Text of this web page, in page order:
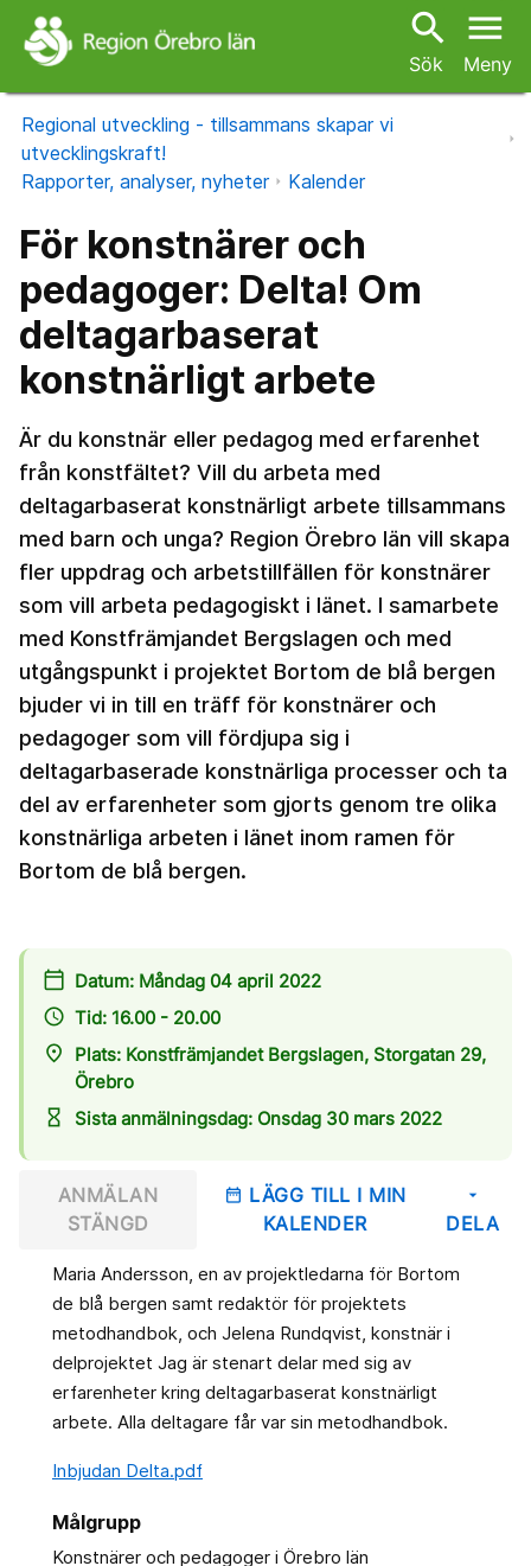
search
Sök
menu
Meny
Regional utveckling - tillsammans skapar vi
utvecklingskraft!
Rapporter, analyser, nyheter
Kalender
För konstnärer och
pedagoger: Delta! Om
deltagarbaserat
konstnärligt arbete
Är du konstnär eller pedagog med erfarenhet
från konstfältet? Vill du arbeta med
deltagarbaserat konstnärligt arbete tillsammans
med barn och unga? Region Örebro län vill skapa
fler uppdrag och arbetstillfällen för konstnärer
som vill arbeta pedagogiskt i länet. I samarbete
med Konstfrämjandet Bergslagen och med
utgångspunkt i projektet Bortom de blå bergen
bjuder vi in till en träff för konstnärer och
pedagoger som vill fördjupa sig i
deltagarbaserade konstnärliga processer och ta
del av erfarenheter som gjorts genom tre olika
konstnärliga arbeten i länet inom ramen för
Bortom de blå bergen.
calendar_today Datum: Måndag 04 april 2022
access_time Tid: 16.00 - 20.00
place
Plats: Konstfrämjandet Bergslagen, Storgatan 29,
Örebro
hourglass_empty
Sista anmälningsdag: Onsdag 30 mars 2022
ANMÄLAN
STÄNGD
date_range LÄGG TILL I MIN
KALENDER
arrow_drop_down
DELA
Maria Andersson, en av projektledarna för Bortom
de blå bergen samt redaktör för projektets
metodhandbok, och Jelena Rundqvist, konstnär i
delprojektet Jag är stenart delar med sig av
erfarenheter kring deltagarbaserat konstnärligt
arbete. Alla deltagare får var sin metodhandbok.
Inbjudan Delta.pdf
Målgrupp
Konstnärer och pedagoger i Örebro län